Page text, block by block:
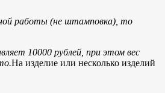
работы (не штамповка), то
10000 рублей, при этом вес
На изделие или несколько изделий